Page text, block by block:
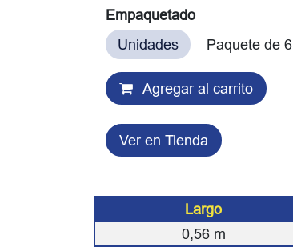
Empaquetado
Unidades
Paquete de 6
Agregar al carrito
Ver en Tienda
Largo
0,56m